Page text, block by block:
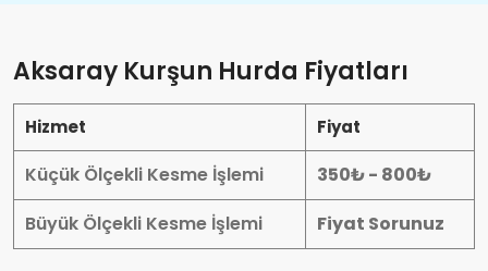
Aksaray Kurşun Hurda Fiyatları
Hizmet Fiyat
Küçük Ölçekli Kesme İşlemi
350₺ - 800₺
Büyük Ölçekli Kesme İşlemi
Fiyat Sorunuz